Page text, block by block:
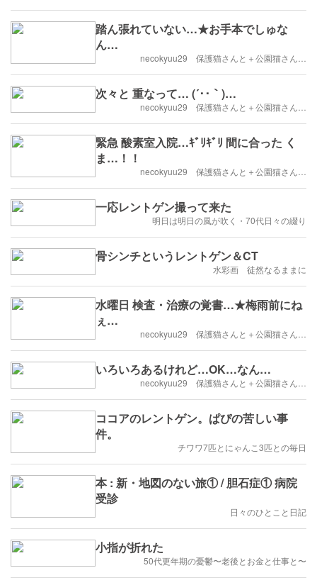
踏ん張れていない…★お手本でしゅな
ん…
necokyuu29 保護猫さんと＋公園猫さん…
次々と 重なって… (´･･｀)…
necokyuu29 保護猫さんと＋公園猫さん…
緊急 酸素室入院…ｷﾞﾘｷﾞﾘ 間に合った く
ま…！！
necokyuu29 保護猫さんと＋公園猫さん…
一応レントゲン撮って来た
明日は明日の風が吹く・70代日々の綴り
骨シンチというレントゲン＆CT
水彩画 徒然なるままに
水曜日 検査・治療の覚書…★梅雨前にね
ぇ…
necokyuu29 保護猫さんと＋公園猫さん…
いろいろあるけれど…OK…なん…
necokyuu29 保護猫さんと＋公園猫さん…
ココアのレントゲン。ぱぴの苦しい事
件。
チワワ7匹とにゃんこ3匹との毎日
本 : 新・地図のない旅① / 胆石症① 病院
受診
日々のひとこと日記
小指が折れた
50代更年期の憂鬱〜老後とお金と仕事と〜